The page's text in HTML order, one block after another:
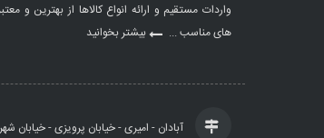
واردات مستقیم و ارائه انواع کالاها از بهترین و
های مناسب ...
بیشتر بخوانید
آبادان - امیری - خیابان پرویزی - خیابان